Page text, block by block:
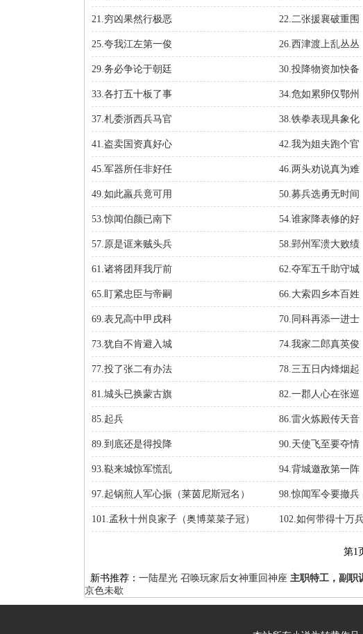
21.穷凶果然行极恶 22.二张援襄破重围
25.夸我江左第一俊 26.西津渡上乱丛丛
29.务必争论于朝廷 30.投降物资加快备
33.各打五十板了事 34.危如累卵仅鄂州
37.札委浙西兵马官 38.铁拳表现具象化
41.盗卖国资真好心 42.我为姐夫跑个官
45.军器所任非好任 46.两头劝说真为难
49.如此羸兵竟可用 50.募兵选勇无时间
53.惊闻伯颜已南下 54.谁家降表修的好
57.原是诓来贼头兵 58.郢州军溃大败绩
61.诸将团拜我厅前 62.夺军五千助守城
65.盯紧忠臣与帝嗣 66.大索四乡本百姓
69.表兄高中甲戌科 70.同科再添一进士
73.犹自不肯避入城 74.我家二郎真英俊
77.投了张二有办法 78.三五日内烽烟起
81.城头已换蒙古旗 82.一郡人心在张巡
85.起兵 86.雷火炼殿传天音
89.到底还是得投降 90.天使飞至要夺情
93.鞑来城惊军慌乱 94.背城邀敌第一阵
97.起锅煎人军心振（莱茵尼斯冠名） 98.惊闻军令要撤兵
101.孟秋十州良家子（奥博菜菜子冠） 102.如何带得十万
第1
新书推荐： 一陆星光 召唤玩家后女神重回神座 主职特工，副职
京色未歇